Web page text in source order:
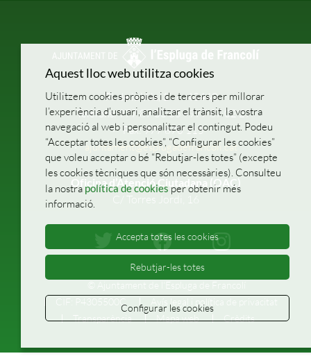
Pl. de la Vila, 1
43440
Telèfons: 977 87 00 05 - 977 87 02 27
Fax: 977 870 115
ajuntament@esplugadefrancoli.cat
Oficina d’Atenció Ciutadana (OAC)
Avís legal i política de privacitat
Transparència
Mapa web Crèdits
Aquest lloc web utilitza cookies
Utilitzem cookies pròpies i de tercers per millorar
l’experiència d’usuari, analitzar el trànsit, la vostra
navegació al web i personalitzar el contingut. Podeu
“Acceptar totes les cookies”, “Configurar les cookies”
que voleu acceptar o bé “Rebutjar-les totes” (excepte
les cookies tècniques que són necessàries). Consulteu
la nostra política de cookies per obtenir més
informació.
Accepta totes les cookies
Rebutjar-les totes
Configurar les cookies